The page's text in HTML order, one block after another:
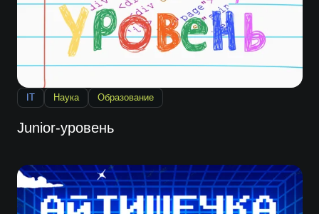
IT Наука Образование
Junior-уровень